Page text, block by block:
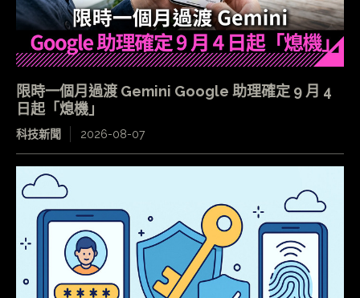
限時一個月過渡 Gemini Google 助理確定 9 月 4
日起「熄機」
科技新聞 2026-08-07